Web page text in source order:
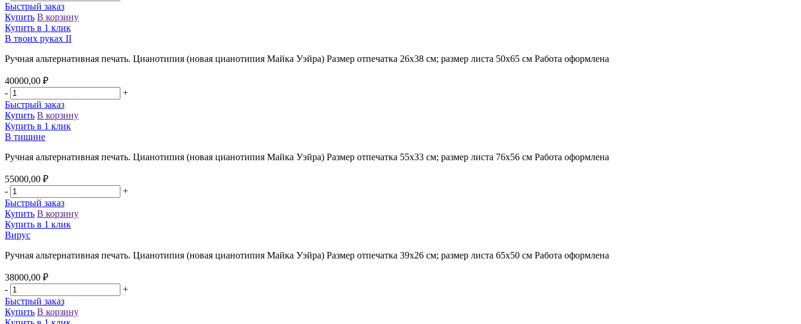
Быстрый заказ
Купить В корзину
Купить в 1 клик
В твоих руках II
Ручная альтернативная печать. Цианотипия (новая цианотипия Майка Уэйра) Размер отпечатка 26х38 см; размер листа 50х65 см Работа оформлена
40000,00 ₽
-
+
Быстрый заказ
Купить В корзину
Купить в 1 клик
В тишине
Ручная альтернативная печать. Цианотипия (новая цианотипия Майка Уэйра) Размер отпечатка 55х33 см; размер листа 76х56 см Работа оформлена
55000,00 ₽
-
+
Быстрый заказ
Купить В корзину
Купить в 1 клик
Вирус
Ручная альтернативная печать. Цианотипия (новая цианотипия Майка Уэйра) Размер отпечатка 39х26 см; размер листа 65х50 см Работа оформлена
38000,00 ₽
-
+
Быстрый заказ
Купить В корзину